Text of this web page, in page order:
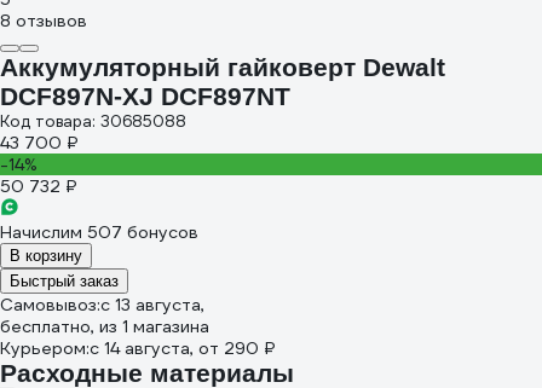
8 отзывов
Аккумуляторный гайковерт Dewalt
DCF897N-XJ DCF897NT
Код товара: 30685088
43 700 ₽
-14%
50 732 ₽
Начислим 507 бонусов
В корзину
Быстрый заказ
Самовывоз:c 13 августа,
бесплатно, из 1 магазина
Курьером:c 14 августа, от 290 ₽
Расходные материалы